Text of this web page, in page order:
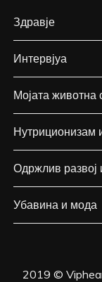
Здравје
Интервјуа
Мојата животна
Нутриционизам
Одржлив развој
Убавина и мода
2019 ©